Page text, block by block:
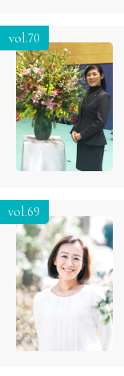
vol.70
vol.69